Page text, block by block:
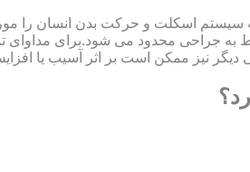
اسکلت و حرکت بدن انسان را
جراحی محدود می شود.برای مداوای
دیگر نیز ممکن است بر اثر آسیب یا